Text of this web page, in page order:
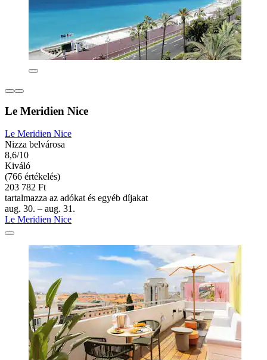
Le Meridien Nice
Le Meridien Nice
Nizza belvárosa
8,6/10
Kiváló
(766 értékelés)
203 782 Ft
tartalmazza az adókat és egyéb díjakat
aug. 30. – aug. 31.
Le Meridien Nice